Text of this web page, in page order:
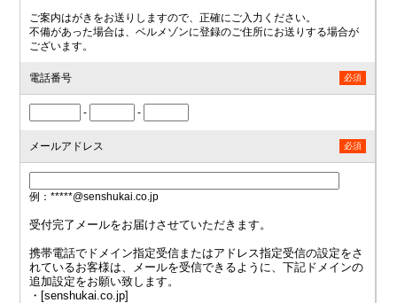
ご案内はがきをお送りしますので、正確にご入力ください。
不備があった場合は、ベルメゾンに登録のご住所にお送りする場合が
ございます。
電話番号 必須
- -
メールアドレス 必須
例：*****@senshukai.co.jp
受付完了メールをお届けさせていただきます。
携帯電話でドメイン指定受信またはアドレス指定受信の設定をさ
れているお客様は、メールを受信できるように、下記ドメインの
追加設定をお願い致します。
・[senshukai.co.jp]